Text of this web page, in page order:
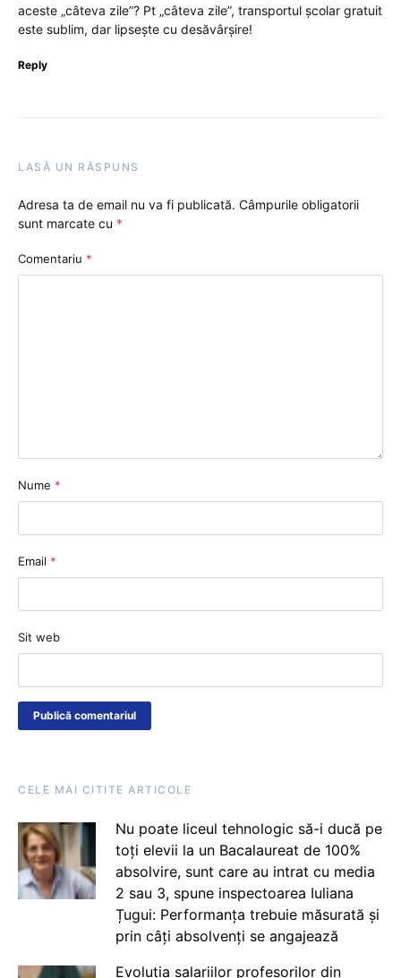
aceste „câteva zile”? Pt „câteva zile”, transportul școlar gratuit
este sublim, dar lipsește cu desăvârșire!
Reply
LASĂ UN RĂSPUNS
Adresa ta de email nu va fi publicată. Câmpurile obligatorii
sunt marcate cu *
Comentariu *
Nume *
Email *
Sit web
CELE MAI CITITE ARTICOLE
Nu poate liceul tehnologic să-i ducă pe
toți elevii la un Bacalaureat de 100%
absolvire, sunt care au intrat cu media
2 sau 3, spune inspectoarea Iuliana
Țugui: Performanța trebuie măsurată și
prin câți absolvenți se angajează
Evoluția salariilor profesorilor din